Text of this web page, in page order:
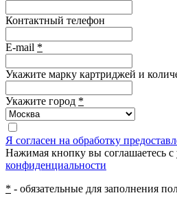
Контактный телефон
E-mail *
Укажите марку картриджей и
Укажите город *
Я согласен на обработку
Нажимая кнопку вы соглашаетесь с
конфиденциальности
* - обязательные для заполнения